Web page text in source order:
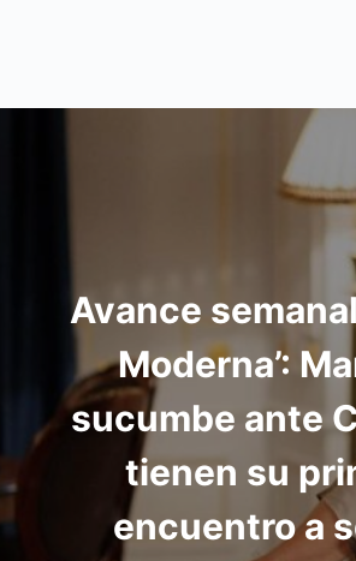
Avance semanal
Moderna’:
sucumbe ante
tienen su
encuentro a